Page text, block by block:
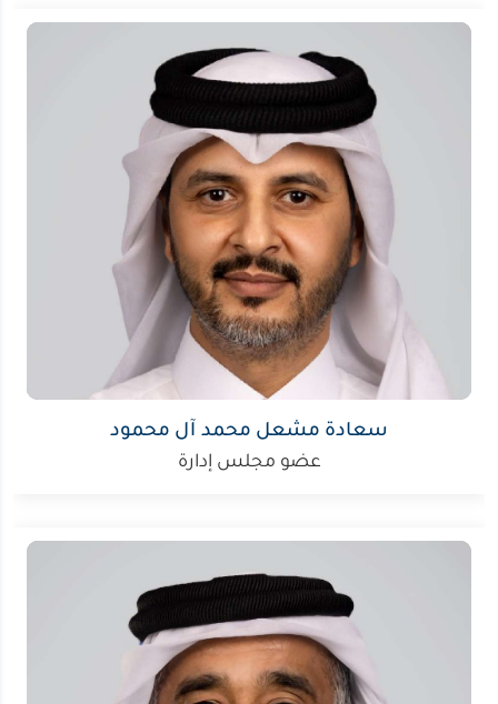
سعادة مشعل محمد آل محمود
عضو مجلس إدارة